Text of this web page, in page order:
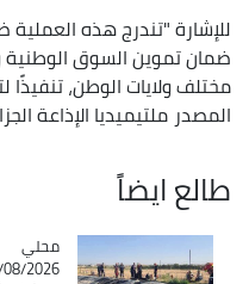
للإشارة "تندرج هذه العملية
ضمان تموين السوق الوطنية
مختلف ولايات الوطن، تنفيذًا
المصدرملتيميديا الإذاعة
طالع ايضاً
Catégorie
محلي
08/2026 - 19:58